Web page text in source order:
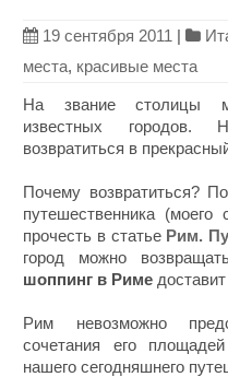
19 сентября 2011 |
места, красивые места
На звание столицы
известных
возвратиться в
Почему возвратиться?
путешественника
прочесть в статье Рим.
город можно
шоппинг в Риме
Рим невозможно
сочетания его
нашего сегодняшнего